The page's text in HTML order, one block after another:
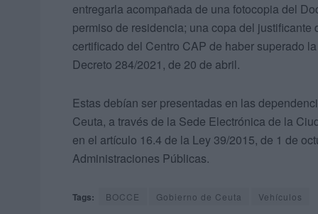
entregarla acompañada de una fotocopia del
permiso de residencia; una copa del
certificado del Centro CAP de haber superado
Decreto 284/2021, de 20 de abril.
Estas debían ser presentadas en las
Ceuta, a través de la Sede Electrónica de la
en el artículo 16.4 de la Ley 39/2015, de 1 de
Administraciones Públicas.
Tags: BOCCE Gobierno de Ceuta Vehículos